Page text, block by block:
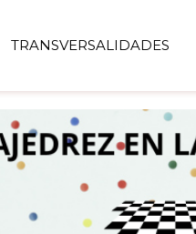
TRANSVERSALIDADES